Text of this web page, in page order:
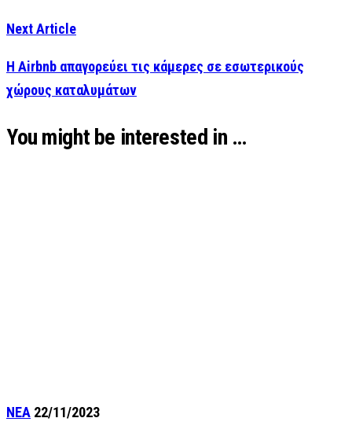
Next Article
Η Airbnb απαγορεύει τις κάμερες σε εσωτερικούς
χώρους καταλυμάτων
You might be interested in …
ΝΕΑ 22/11/2023